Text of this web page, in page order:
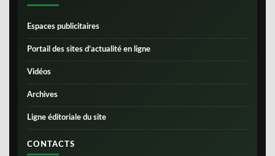
Espaces publicitaires
Portail des sites d’actualité en ligne
Vidéos
Archives
Ligne éditoriale du site
CONTACTS